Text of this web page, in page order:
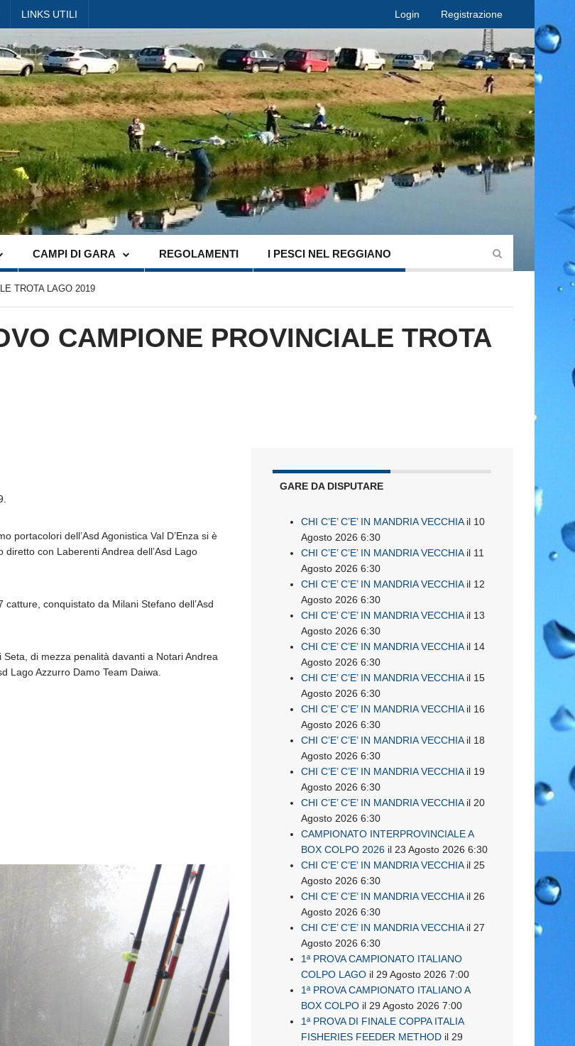
LINKS UTILI Login Registrazione
CAMPI DI GARA REGOLAMENTI I PESCI NEL REGGIANO
TROTA LAGO 2019
CAMPIONE PROVINCIALE TROTA
portacolori dell’Asd Agonistica Val D’Enza si è
con Laberenti Andrea dell’Asd Lago
conquistato da Milani Stefano dell’Asd
di mezza penalità davanti a Notari Andrea
Lago Azzurro Damo Team Daiwa.
GARE DA DISPUTARE
CHI C’E’ C’E’ IN MANDRIA VECCHIAil 10
Agosto 2026 6:30
CHI C’E’ C’E’ IN MANDRIA VECCHIAil 11
Agosto 2026 6:30
CHI C’E’ C’E’ IN MANDRIA VECCHIAil 12
Agosto 2026 6:30
CHI C’E’ C’E’ IN MANDRIA VECCHIAil 13
Agosto 2026 6:30
CHI C’E’ C’E’ IN MANDRIA VECCHIAil 14
Agosto 2026 6:30
CHI C’E’ C’E’ IN MANDRIA VECCHIAil 15
Agosto 2026 6:30
CHI C’E’ C’E’ IN MANDRIA VECCHIAil 16
Agosto 2026 6:30
CHI C’E’ C’E’ IN MANDRIA VECCHIAil 18
Agosto 2026 6:30
CHI C’E’ C’E’ IN MANDRIA VECCHIAil 19
Agosto 2026 6:30
CHI C’E’ C’E’ IN MANDRIA VECCHIAil 20
Agosto 2026 6:30
CAMPIONATO INTERPROVINCIALE A
BOX COLPO 2026 il 23 Agosto 2026 6:30
CHI C’E’ C’E’ IN MANDRIA VECCHIAil 25
Agosto 2026 6:30
CHI C’E’ C’E’ IN MANDRIA VECCHIAil 26
Agosto 2026 6:30
CHI C’E’ C’E’ IN MANDRIA VECCHIAil 27
Agosto 2026 6:30
1ª PROVA CAMPIONATO ITALIANO
COLPO LAGO il 29 Agosto 2026 7:00
1ª PROVA CAMPIONATO ITALIANO A
BOX COLPO il 29 Agosto 2026 7:00
1ª PROVA DI FINALE COPPA ITALIA
FISHERIES FEEDER METHOD il 29